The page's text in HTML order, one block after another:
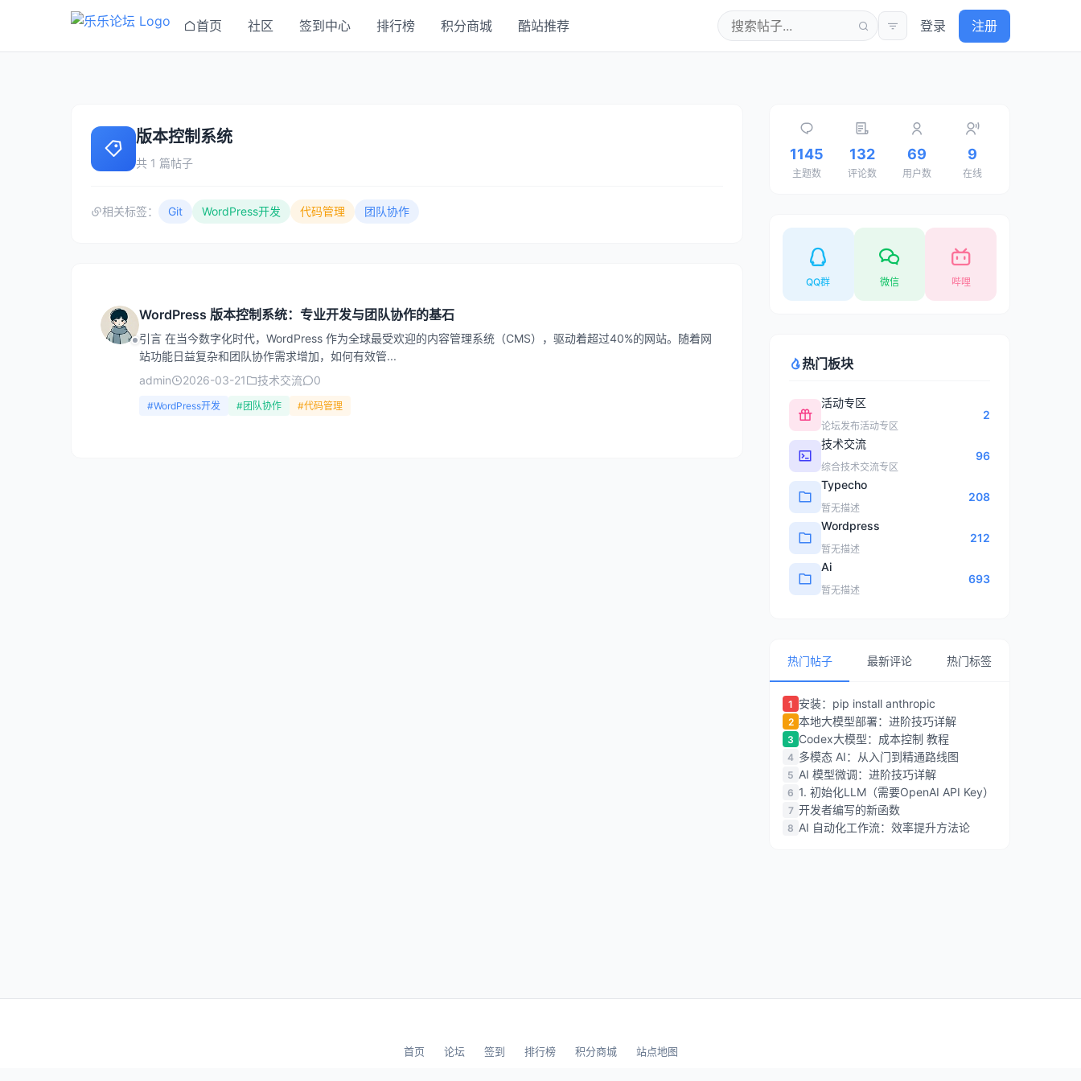
首页 社区 签到中心 排行榜 积分商城 酷站推荐 登录 注册
版本控制系统
共 1 篇帖子
相关标签： Git WordPress开发 代码管理 团队协作
WordPress 版本控制系统：专业开发与团队协作的基石
引言 在当今数字化时代，WordPress 作为全球最受欢迎的内容管理系统（CMS），驱动着超过40%的网站。随着网
站功能日益复杂和团队协作需求增加，如何有效管...
admin
2026-03-21 技术交流 0
#WordPress开发 #团队协作 #代码管理
1145
主题数
132
评论数
69
用户数
9
在线
QQ群 微信 哔哩
热门板块
活动专区
论坛发布活动专区
2
技术交流
综合技术交流专区
96
Typecho
暂无描述
208
Wordpress
暂无描述
212
Ai
暂无描述
693
热门帖子 最新评论 热门标签
1 安装：pip install anthropic
2 本地大模型部署：进阶技巧详解
3 Codex大模型：成本控制 教程
4 多模态 AI：从入门到精通路线图
5 AI 模型微调：进阶技巧详解
6 1. 初始化LLM（需要OpenAI API Key）
7 开发者编写的新函数
8 AI 自动化工作流：效率提升方法论
首页 论坛 签到 排行榜 积分商城 站点地图